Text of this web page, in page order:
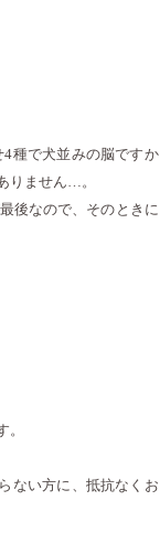
4種で犬並みの脳ですか
りません…。
後なので、そのときに
ない方に、抵抗なくお